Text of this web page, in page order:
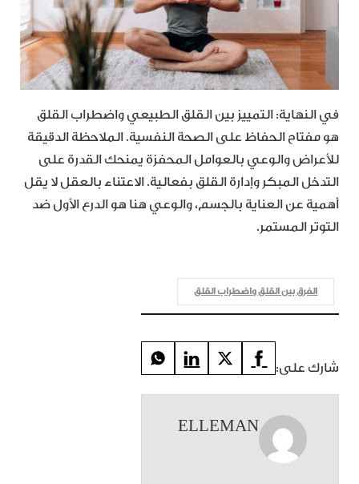
في النهاية: التمييز بين القلق الطبيعي واضطراب القلق
هو مفتاح الحفاظ على الصحة النفسية. الملاحظة الدقيقة
للأعراض والوعي بالعوامل المحفزة يمنحك القدرة على
التدخل المبكر وإدارة القلق بفعالية. الاعتناء بالعقل لا يقل
أهمية عن العناية بالجسم، والوعي هنا هو الدرع الأول ضد
التوتر المستمر.
الفرق بين القلق واضطراب القلق
شارك على:
ELLEMAN